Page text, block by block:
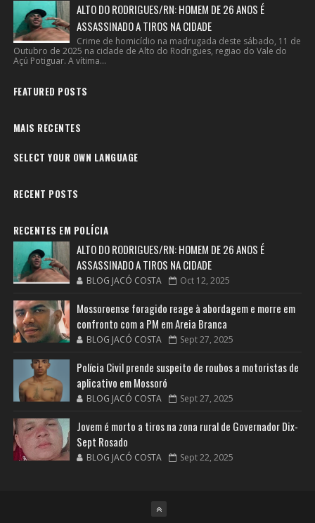
ALTO DO RODRIGUES/RN: HOMEM DE 26 ANOS É
ASSASSINADO A TIROS NA CIDADE
Crime de homicídio na madrugada deste sábado, 11 de
Outubro de 2025 na cidade de Alto do Rodrigues, regiao do Vale do
Açú Potiguar. A vítima...
FEATURED POSTS
MAIS RECENTES
SELECT YOUR OWN LANGUAGE
RECENT POSTS
RECENTES EM POLÍCIA
ALTO DO RODRIGUES/RN: HOMEM DE 26 ANOS É
ASSASSINADO A TIROS NA CIDADE
BLOG JACÓ COSTA Oct 12, 2025
Mossoroense foragido reage à abordagem e morre em
confronto com a PM em Areia Branca
BLOG JACÓ COSTA Sept 27, 2025
Polícia Civil prende suspeito de roubos a motoristas de
aplicativo em Mossoró
BLOG JACÓ COSTA Sept 27, 2025
Jovem é morto a tiros na zona rural de Governador Dix-
Sept Rosado
BLOG JACÓ COSTA Sept 22, 2025